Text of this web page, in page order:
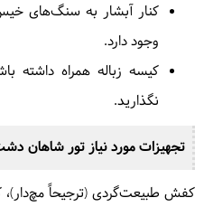
کنار آبشار به سنگ‌های
وجود دارد.
کیسه زباله همراه داشته
نگذارید.
تجهیزات مورد نیاز تورشاهان
کفش طبیعت‌گردی (ترجیحاً مچ‌دار)،